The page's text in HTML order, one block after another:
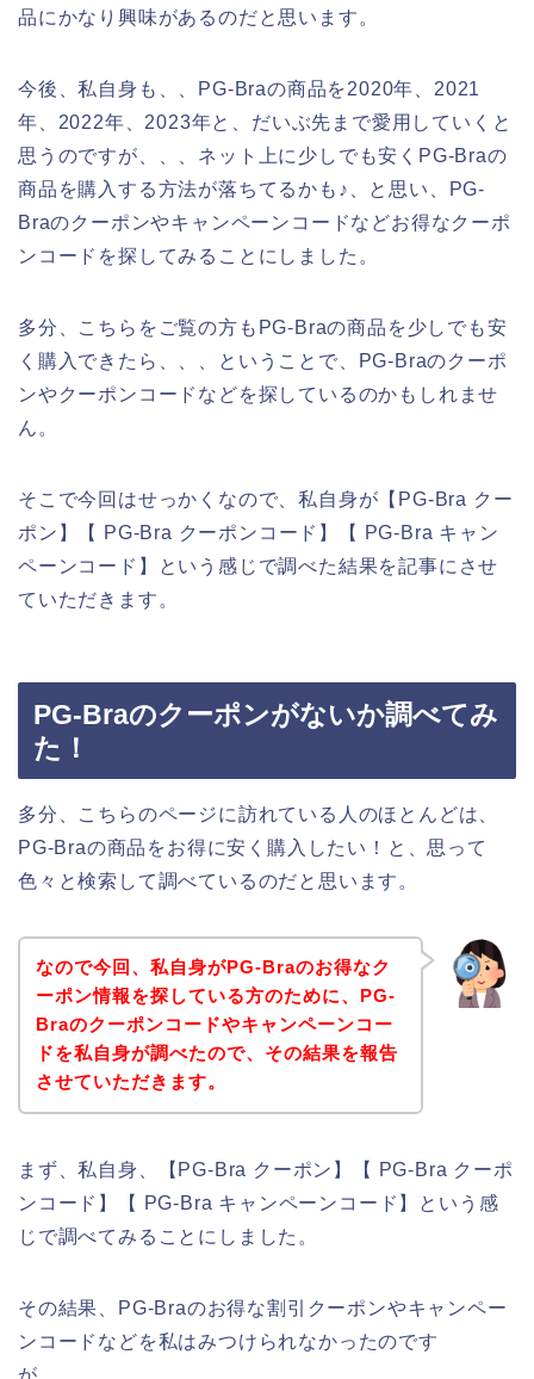
品にかなり興味があるのだと思います。
今後、私自身も、、PG-Braの商品を2020年、2021
年、2022年、2023年と、だいぶ先まで愛用していくと
思うのですが、、、ネット上に少しでも安くPG-Braの
商品を購入する方法が落ちてるかも♪、と思い、PG-
Braのクーポンやキャンペーンコードなどお得なクーポ
ンコードを探してみることにしました。
多分、こちらをご覧の方もPG-Braの商品を少しでも安
く購入できたら、、、ということで、PG-Braのクーポ
ンやクーポンコードなどを探しているのかもしれませ
ん。
そこで今回はせっかくなので、私自身が【PG-Bra クー
ポン】【 PG-Bra クーポンコード】【 PG-Bra キャン
ペーンコード】という感じで調べた結果を記事にさせ
ていただきます。
PG-Braのクーポンがないか調べてみ
た！
多分、こちらのページに訪れている人のほとんどは、
PG-Braの商品をお得に安く購入したい！と、思って
色々と検索して調べているのだと思います。
なので今回、私自身がPG-Braのお得なク
ーポン情報を探している方のために、PG-
Braのクーポンコードやキャンペーンコー
ドを私自身が調べたので、その結果を報告
させていただきます。
まず、私自身、【PG-Bra クーポン】【 PG-Bra クーポ
ンコード】【 PG-Bra キャンペーンコード】という感
じで調べてみることにしました。
その結果、PG-Braのお得な割引クーポンやキャンペー
ンコードなどを私はみつけられなかったのです